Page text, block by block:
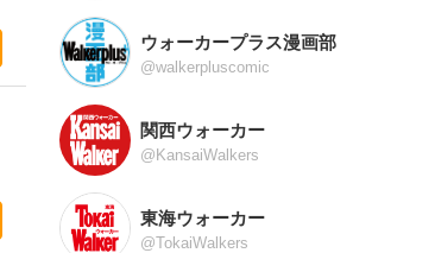
ウォーカープラス漫画部
@walkerpluscomic
関西ウォーカー
@KansaiWalkers
東海ウォーカー
@TokaiWalkers